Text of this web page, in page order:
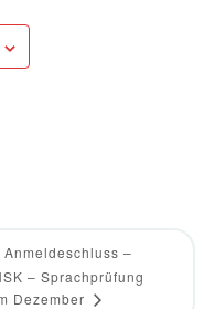
Anmeldeschluss –
– Sprachprüfung
Dezember